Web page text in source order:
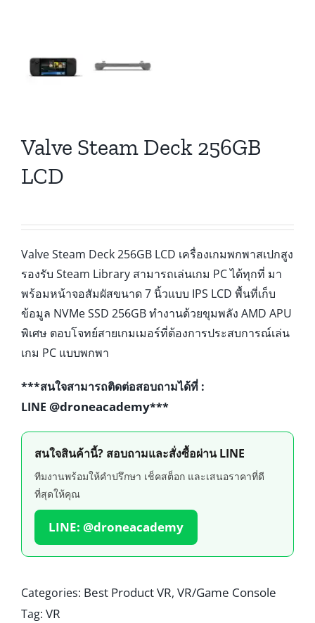
Valve Steam Deck 256GB
LCD
Valve Steam Deck 256GB LCD เครื่องเกมพกพาสเปกสูง
รองรับ Steam Library สามารถเล่นเกม PC ได้ทุกที่ มา
พร้อมหน้าจอสัมผัสขนาด 7 นิ้วแบบ IPS LCD พื้นที่เก็บ
ข้อมูล NVMe SSD 256GB ทำงานด้วยขุมพลัง AMD APU
พิเศษ ตอบโจทย์สายเกมเมอร์ที่ต้องการประสบการณ์เล่น
เกม PC แบบพกพา
***สนใจสามารถติดต่อสอบถามได้ที่ :
LINE @droneacademy***
สนใจสินค้านี้? สอบถามและสั่งซื้อผ่าน LINE
ทีมงานพร้อมให้คำปรึกษา เช็คสต็อก และเสนอราคาที่ดี
ที่สุดให้คุณ
LINE: @droneacademy
Categories: Best Product VR, VR/Game Console
Tag: VR